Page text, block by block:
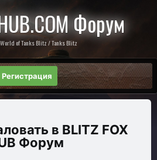
Форум
of Tanks Blitz / Tanks Blitz
Регистрация
BLITZ FOX
Форум